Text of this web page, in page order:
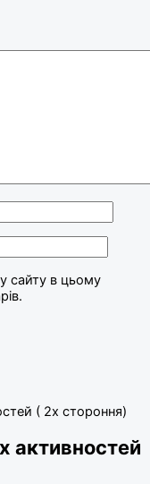
сайту в цьому
активностей